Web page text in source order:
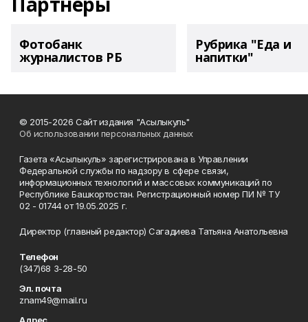
Фотобанк
журналистов РБ
Рубрика "Еда и
напитки"
© 2015-2026 Сайт издания "Асылыкуль"
Об использовании персональных данных
Газета «Асылыкуль» зарегистрирована в Управлении
Федеральной службы по надзору в сфере связи,
информационных технологий и массовых коммуникаций по
Республике Башкортостан. Регистрационный номер ПИ № ТУ
02 - 01744 от 19.05.2025 г.
Директор (главный редактор) Сагадиева Татьяна Анатольевна
Телефон
(347)68 3-28-50
Эл. почта
znam49@mail.ru